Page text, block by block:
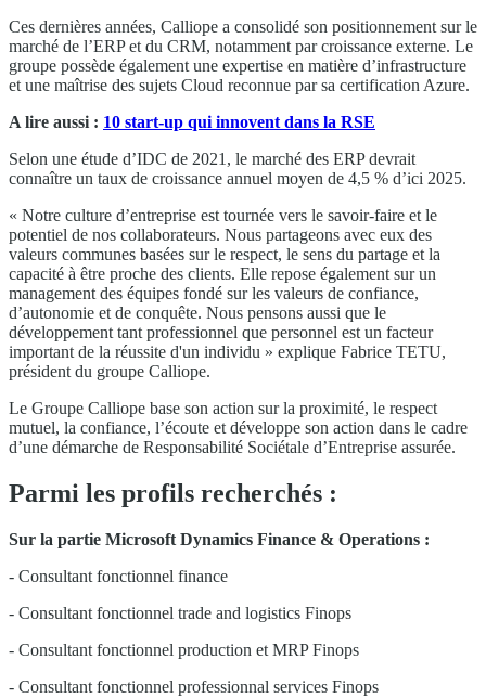
Ces dernières années, Calliope a consolidé son positionnement sur le
marché de l’ERP et du CRM, notamment par croissance externe. Le
groupe possède également une expertise en matière d’infrastructure
et une maîtrise des sujets Cloud reconnue par sa certification Azure.
A lire aussi : 10 start-up qui innovent dans la RSE
Selon une étude d’IDC de 2021, le marché des ERP devrait
connaître un taux de croissance annuel moyen de 4,5 % d’ici 2025.
« Notre culture d’entreprise est tournée vers le savoir-faire et le
potentiel de nos collaborateurs. Nous partageons avec eux des
valeurs communes basées sur le respect, le sens du partage et la
capacité à être proche des clients. Elle repose également sur un
management des équipes fondé sur les valeurs de confiance,
d’autonomie et de conquête. Nous pensons aussi que le
développement tant professionnel que personnel est un facteur
important de la réussite d'un individu » explique Fabrice TETU,
président du groupe Calliope.
Le Groupe Calliope base son action sur la proximité, le respect
mutuel, la confiance, l’écoute et développe son action dans le cadre
d’une démarche de Responsabilité Sociétale d’Entreprise assurée.
Parmi les profils recherchés :
Sur la partie Microsoft Dynamics Finance & Operations :
- Consultant fonctionnel finance
- Consultant fonctionnel trade and logistics Finops
- Consultant fonctionnel production et MRP Finops
- Consultant fonctionnel professionnal services Finops